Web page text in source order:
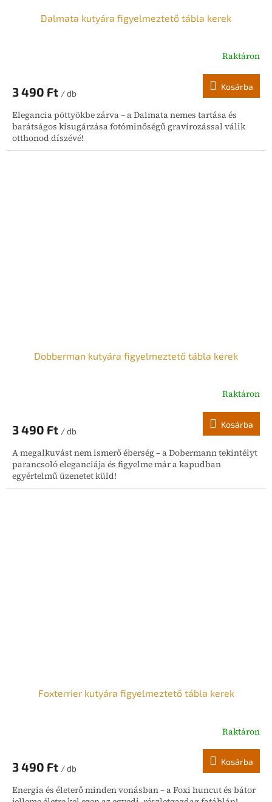
Dalmata kutyára figyelmeztető tábla kerek
Raktáron
3 490 Ft / db
Kosárba
Elegancia pöttyökbe zárva – a Dalmata nemes tartása és
barátságos kisugárzása fotóminőségű gravírozással válik
otthonod díszévé!
Dobberman kutyára figyelmeztető tábla kerek
Raktáron
3 490 Ft / db
Kosárba
A megalkuvást nem ismerő éberség – a Dobermann tekintélyt
parancsoló eleganciája és figyelme már a kapudban
egyértelmű üzenetet küld!
Foxterrier kutyára figyelmeztető tábla kerek
Raktáron
3 490 Ft / db
Kosárba
Energia és életerő minden vonásban – a Foxi huncut és bátor